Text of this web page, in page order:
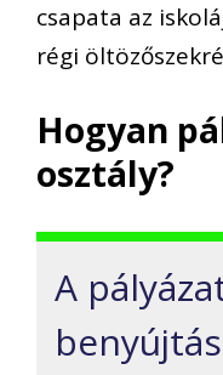
csapata az
régi
Hogyan
osztály?
A